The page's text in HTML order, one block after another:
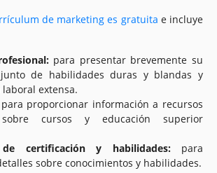
de marketing es gratuita e incluye
para presentar brevemente su
de habilidades duras y blandas y
extensa.
para proporcionar información a recursos
sobre cursos y educación superior
de certificación y habilidades:para
sobre conocimientos y habilidades.